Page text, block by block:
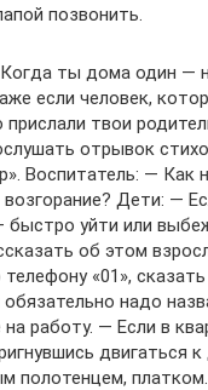
позвонить.
ты дома один —
если человек,
прислали твои
отрывок
Воспитатель: — Как
Дети: —
быстро уйти или
об этом
«01»,
надо
работу. — Если в
двигаться к
полотенцем,